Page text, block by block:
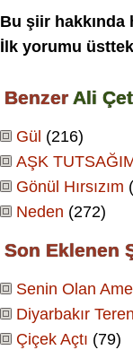
Bu şiir hakkında
İlk yorumu
Benzer Ali
Gül (216)
AŞK
Gönül Hırsızım
Neden (272)
Son Eklenen
Senin Olan
Diyarbakır
Çiçek Açtı (79)